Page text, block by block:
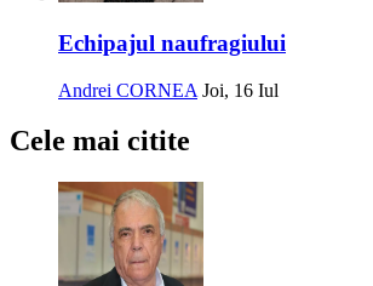
Echipajul naufragiului
Andrei CORNEA Joi, 16 Iul
Cele mai citite